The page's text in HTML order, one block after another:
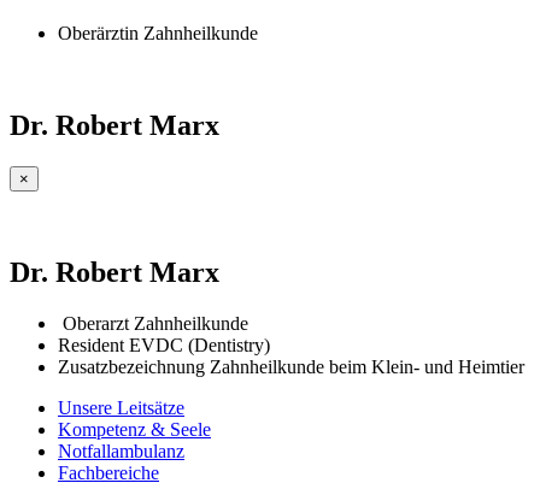
Oberärztin Zahnheilkunde
Dr. Robert Marx
×
Dr. Robert Marx
Oberarzt Zahnheilkunde
Resident EVDC (Dentistry)
Zusatzbezeichnung Zahnheilkunde beim Klein- und Heimtier
Unsere Leitsätze
Kompetenz & Seele
Notfallambulanz
Fachbereiche